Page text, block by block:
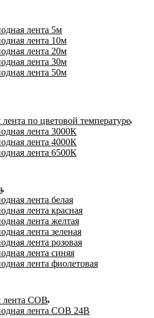
лента 5м
лента 10м
лента 20м
лента 30м
лента 50м
по цветовой температуре
лента 3000К
лента 4000К
лента 6500К
лента белая
лента красная
лента желтая
лента зеленая
лента розовая
лента синяя
лента фиолетовая
лента COB
лента COB 24В